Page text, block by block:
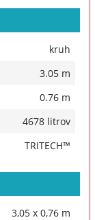
kruh
3.05 m
0.76 m
4678 litrov
TRITECH™
3,05 x 0,76 m